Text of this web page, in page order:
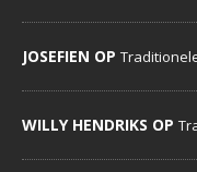
JOSEFIEN OP
WILLY HENDRIKS OP